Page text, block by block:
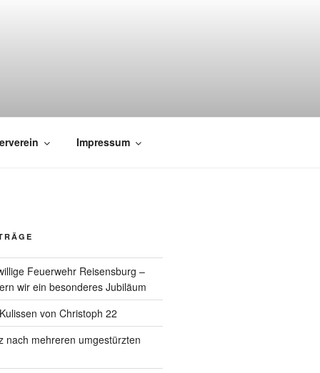
Impressum
Feuerwehr Reisensburg –
wir ein besonderes Jubiläum
von Christoph 22
nach mehreren umgestürzten